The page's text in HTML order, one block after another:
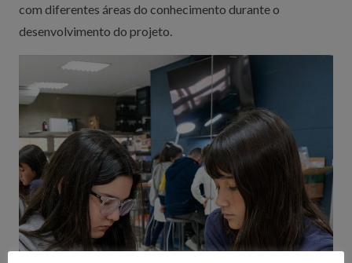
com diferentes áreas do conhecimento durante o
desenvolvimento do projeto.